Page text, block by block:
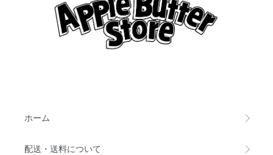
ホーム
配送・送料について